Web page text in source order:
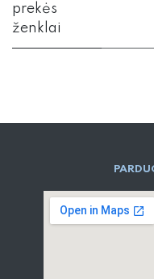
prekės
ženklai